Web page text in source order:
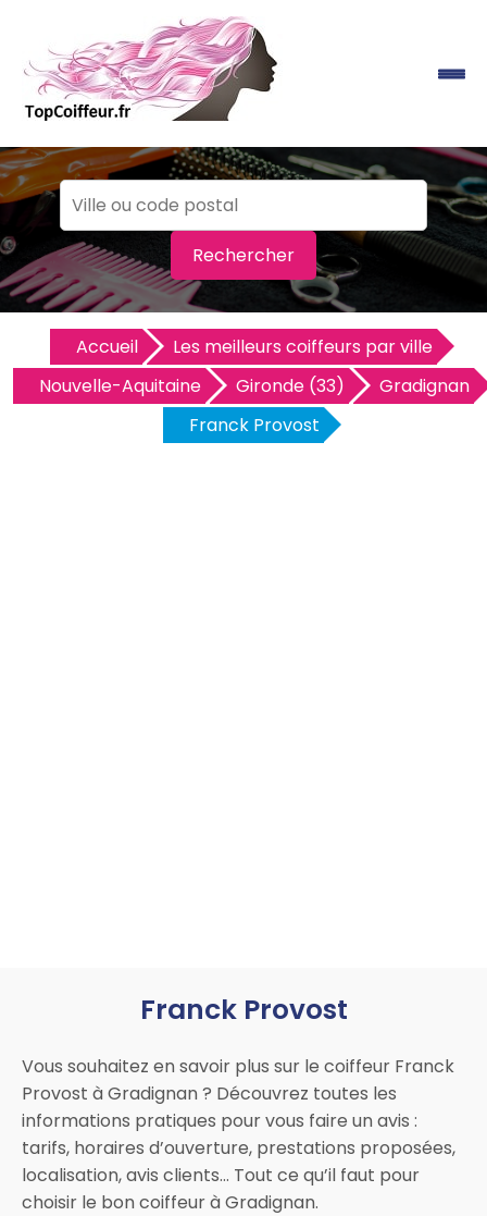
Rechercher
Accueil
Les meilleurs coiffeurs par ville
Nouvelle-Aquitaine
Gironde (33)
Gradignan
Franck Provost
Franck Provost
Vous souhaitez en savoir plus sur le coiffeur Franck
Provost à Gradignan ? Découvrez toutes les
informations pratiques pour vous faire un avis :
tarifs, horaires d’ouverture, prestations proposées,
localisation, avis clients… Tout ce qu’il faut pour
choisir le bon coiffeur à Gradignan.